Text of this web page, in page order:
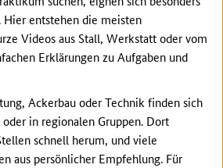
entstehen die meisten
Videos aus Stall, Werkstatt oder vom
Erklärungen zu Aufgaben und
Ackerbau oder Technik finden sich
in regionalen Gruppen. Dort
schnell herum, und viele
aus persönlicher Empfehlung. Für